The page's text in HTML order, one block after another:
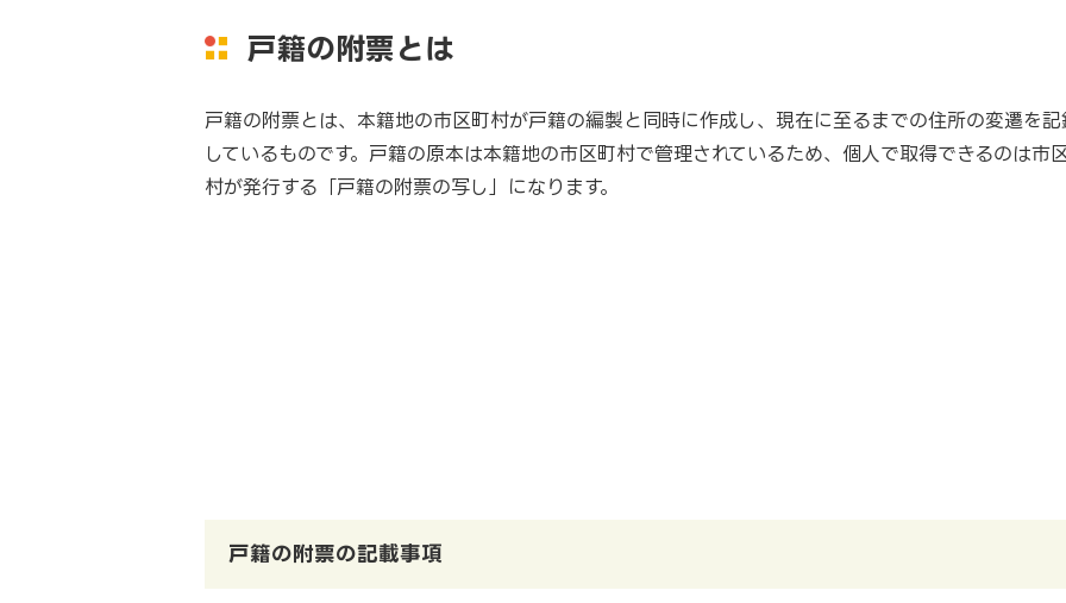
戸籍の附票とは
戸籍の附票とは、本籍地の市区町村が戸籍の編製と同時に作成し、現在に至るまでの住所の変遷を記
しているものです。戸籍の原本は本籍地の市区町村で管理されているため、個人で取得できるのは市
村が発行する「戸籍の附票の写し」になります。
戸籍の附票の記載事項